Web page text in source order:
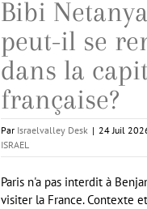
Bibi
peut-il se
dans la
française?
Par Israelvalley Desk | 24 Juil
ISRAEL
Paris n'a pas interdit à
visiter la France. Contexte